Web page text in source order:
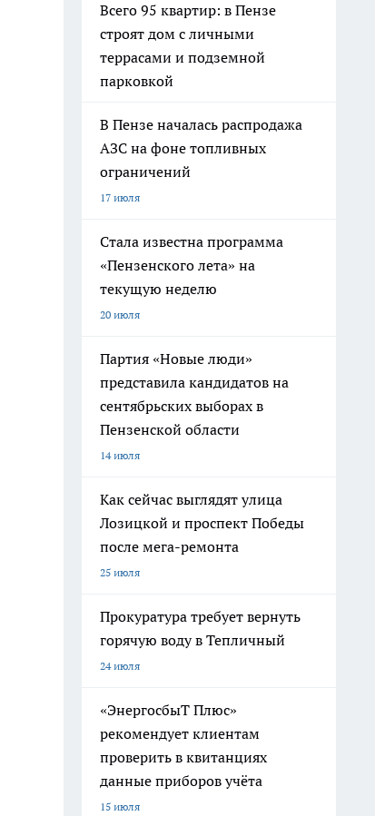
Всего 95 квартир: в Пензе
строят дом с личными
террасами и подземной
парковкой
В Пензе началась распродажа
АЗС на фоне топливных
ограничений
17 июля
Стала известна программа
«Пензенского лета» на
текущую неделю
20 июля
Партия «Новые люди»
представила кандидатов на
сентябрьских выборах в
Пензенской области
14 июля
Как сейчас выглядят улица
Лозицкой и проспект Победы
после мега-ремонта
25 июля
Прокуратура требует вернуть
горячую воду в Тепличный
24 июля
«ЭнергосбыТ Плюс»
рекомендует клиентам
проверить в квитанциях
данные приборов учёта
15 июля